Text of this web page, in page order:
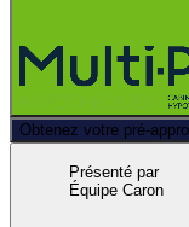
Obtenez votre pré-
Présenté par
Équipe Caron